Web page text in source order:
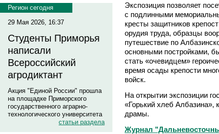
Регион сегодня
29 Мая 2026, 16:37
Студенты Приморья
написали
Всероссийский
агродиктант
Акция "Единой России" прошла
на площадке Приморского
государственного аграрно-
технологического университета
статьи раздела
Экспозиция позволяет
с подлинными
кресты защитников
орудия труда, образцы
путешествие по
основными постройками,
стать «очевидцем»
время осады крепости
войск.
На открытии экспозиции
«Горький хлеб Албазина»,
драмы.
Журнал